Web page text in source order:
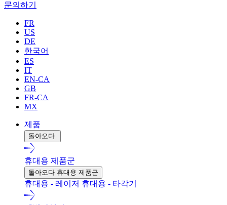
문의하기
FR
US
DE
한국어
ES
IT
EN-CA
GB
FR-CA
MX
제품
돌아오다
휴대용 제품군
돌아오다 휴대용 제품군
휴대용 - 레이저 휴대용 - 타각기